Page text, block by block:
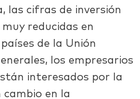
las cifras de inversión
reducidas en
de la Unión
los empresarios
interesados por la
cambio en la